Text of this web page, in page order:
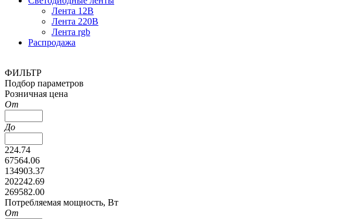
Лента 12В
Лента 220В
Лента rgb
Распродажа
ФИЛЬТР
Подбор параметров
Розничная цена
От
До
224.74
67564.06
134903.37
202242.69
269582.00
Потребляемая мощность, Вт
От